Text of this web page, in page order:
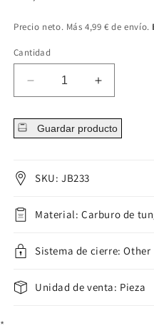
Precio neto. Más 4,99 € de envío.
Cantidad
Disminuir
cantidad
para
Cadena
plateada
Aumentar
cantidad
para
Cadena
Guardar producto
SKU: JB233
Material: Carburo de
Sistema de cierre: Other
Unidad de venta: Pieza
*